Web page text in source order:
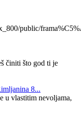
public/
činiti što god ti je
8...
u vlastitim nevoljama,